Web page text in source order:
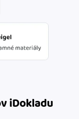
iDokladu